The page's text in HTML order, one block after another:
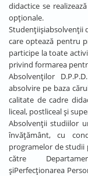
didactice se
opţionale.
Studenţiişiabsolvenţii
care optează pentru
participe la toate
privind formarea
Absolvenţilor
absolvire pe baza
calitate de cadre
liceal, postliceal şi
Absolvenţii studiilor
învăţământ, cu
programelor de studii
către
şiPerfecţionarea